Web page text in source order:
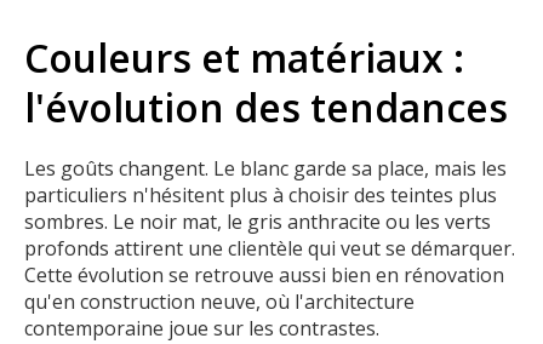
Couleurs et matériaux :
l'évolution des tendances
Les goûts changent. Le blanc garde sa place, mais les
particuliers n'hésitent plus à choisir des teintes plus
sombres. Le noir mat, le gris anthracite ou les verts
profonds attirent une clientèle qui veut se démarquer.
Cette évolution se retrouve aussi bien en rénovation
qu'en construction neuve, où l'architecture
contemporaine joue sur les contrastes.